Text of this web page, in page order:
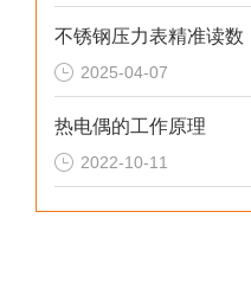
2025-04-07
热电偶的工作原理
2022-10-11